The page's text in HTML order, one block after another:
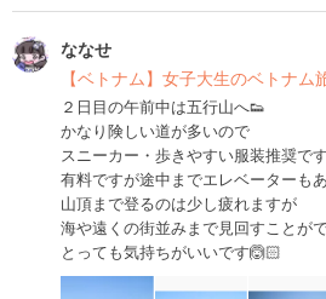
ななせ
【ベトナム】女子大生のベトナム
２日目の午前中は五行山へ👟
かなり険しい道が多いので
スニーカー・歩きやすい服装推奨で
有料ですが途中までエレベーターもあ
山頂まで登るのは少し疲れますが
海や遠くの街並みまで見回すことが
とっても気持ちがいいです🙆🏻